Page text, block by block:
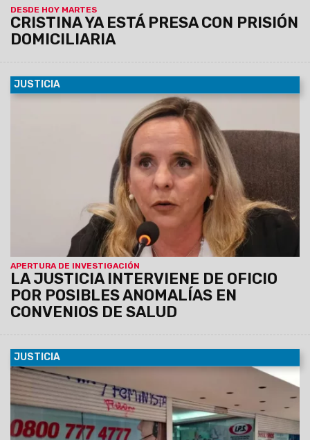
DESDE HOY MARTES
CRISTINA YA ESTÁ PRESA CON PRISIÓN
DOMICILIARIA
JUSTICIA
APERTURA DE INVESTIGACIÓN
LA JUSTICIA INTERVIENE DE OFICIO
POR POSIBLES ANOMALÍAS EN
CONVENIOS DE SALUD
La Unidad de Delitos Económicos Complejos
(UDEC), a cargo de la fiscal penal subrogante Ana Inés
Salinas Odorisio, inició unainvestigación de oficio en
virtud de manifestaciones públicas realizadas por
el ministro de Salud de la Provincia, Federico
Mangione, quien advirtió en medios periodísticos
sobre presuntas irregularidades en los tratamientos y
en la cantidad de pacientes reportados por la
Fundación de Hemofilia.
JUSTICIA
01/06/2025 La Fiscalía de Delitos Económicos Complejos
inició actuación de oficio por posibles irregularidades en la
Obra Social Provincial.El Ministerio Público Fiscal
reafirmó su compromiso con el control de legalidad y
la protección del patrimonio público.